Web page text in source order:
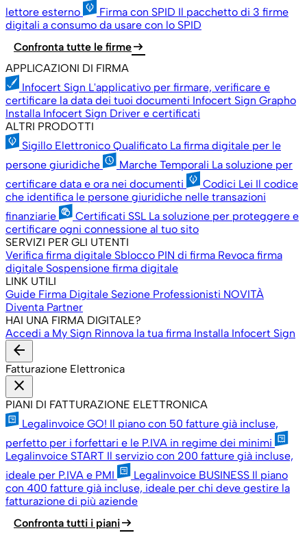
lettore esterno
Firma con SPID Il pacchetto di 3 firme
digitali a consumo da usare con lo SPID
Confronta tutte le firmearrow_right_alt
APPLICAZIONI DI FIRMA
Infocert Sign L'applicativo per firmare, verificare e
certificare la data dei tuoi documenti Infocert Sign Grapho
Installa Infocert Sign Driver e certificati
ALTRI PRODOTTI
Sigillo Elettronico Qualificato La firma digitale per le
persone giuridiche
Marche Temporali La soluzione per
certificare data e ora nei documenti
Codici Lei Il codice
che identifica le persone giuridiche nelle transazioni
finanziarie
Certificati SSL La soluzione per proteggere e
certificare ogni connessione al tuo sito
SERVIZI PER GLI UTENTI
Verifica firma digitale Sblocco PIN di firma Revoca firma
digitale Sospensione firma digitale
LINK UTILI
Guide Firma Digitale Sezione Professionisti NOVITÀ
Diventa Partner
HAI UNA FIRMA DIGITALE?
Accedi a My Sign Rinnova la tua firma Installa Infocert Sign
arrow_back
Fatturazione Elettronica
close
PIANI DI FATTURAZIONE ELETTRONICA
Legalinvoice GO! Il piano con 50 fatture già incluse,
perfetto per i forfettari e le P.IVA in regime dei minimi
Legalinvoice START Il servizio con 200 fatture già incluse,
ideale per P.IVA e PMI
Legalinvoice BUSINESS Il piano
con 400 fatture già incluse, ideale per chi deve gestire la
fatturazione di più aziende
Confronta tutti i pianiarrow_right_alt